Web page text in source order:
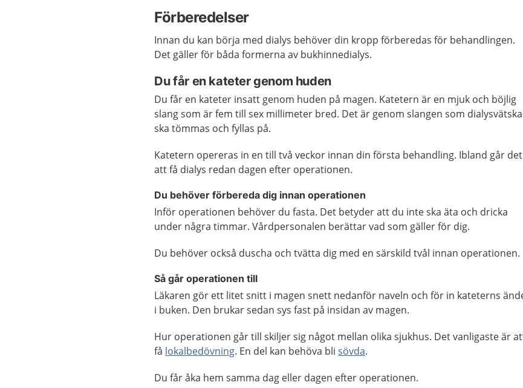
Förberedelser
Innan du kan börja med dialys behöver din kropp förberedas för behandlingen.
Det gäller för båda formerna av bukhinnedialys.
Du får en kateter genom huden
Du får en kateter insatt genom huden på magen. Katetern är en mjuk och böjlig
slang som är fem till sex millimeter bred. Det är genom slangen som
ska tömmas och fyllas på.
Katetern opereras in en till två veckor innan din första behandling. Ibland går det
att få dialys redan dagen efter operationen.
Du behöver förbereda dig innan operationen
Inför operationen behöver du fasta. Det betyder att du inte ska äta och dricka
under några timmar. Vårdpersonalen berättar vad som gäller för dig.
Du behöver också duscha och tvätta dig med en särskild tvål innan operationen.
Så går operationen till
Läkaren gör ett litet snitt i magen snett nedanför naveln och för in kateterns
i buken. Den brukar sedan sys fast på insidan av magen.
Hur operationen går till skiljer sig något mellan olika sjukhus. Det vanligaste är
få lokalbedövning. En del kan behöva blisövda.
Du får åka hem samma dag eller dagen efter operationen.